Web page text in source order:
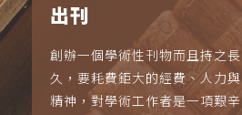
出刊
創辦一個學術性刊物而且持之長
久，要耗費鉅大的經費、人力與
精神，對學術工作者是一項艱辛